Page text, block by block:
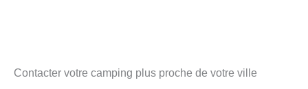
Contacter votre camping plus proche de votre ville